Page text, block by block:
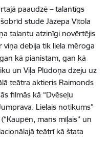
paaudzē – talantīgs
studē Jāzepa Vītola
talantu atzinīgi novērtējis
viņa debija tik liela mēroga
kā pianistam, gan kā
un Viļa Plūdoņa dzeju uz
teātra aktieris Raimonds
filmās kā “Dvēseļu
Lielais notikums”
mans mīļais” un
teātrī kā štata